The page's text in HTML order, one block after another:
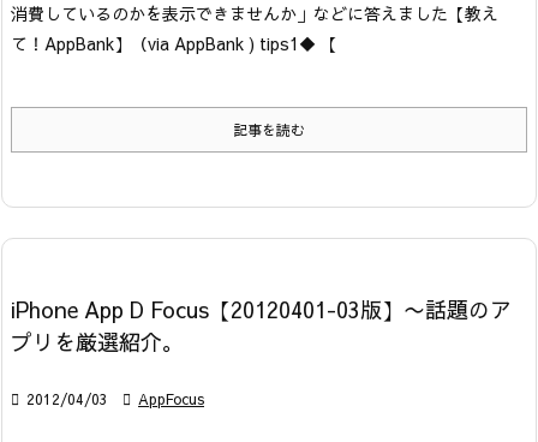
消費しているのかを表示できませんか」などに答えました【教え
て！AppBank】
（via AppBank ) tips1 ◆ 【
記事を読む
iPhone App D Focus【20120401-03版】〜話題のア
プリを厳選紹介。
 2012/04/03  AppFocus